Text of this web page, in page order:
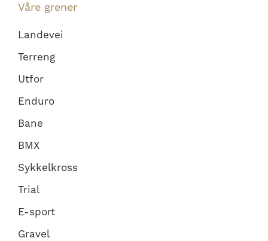
Våre grener
Landevei
Terreng
Utfor
Enduro
Bane
BMX
Sykkelkross
Trial
E-sport
Gravel